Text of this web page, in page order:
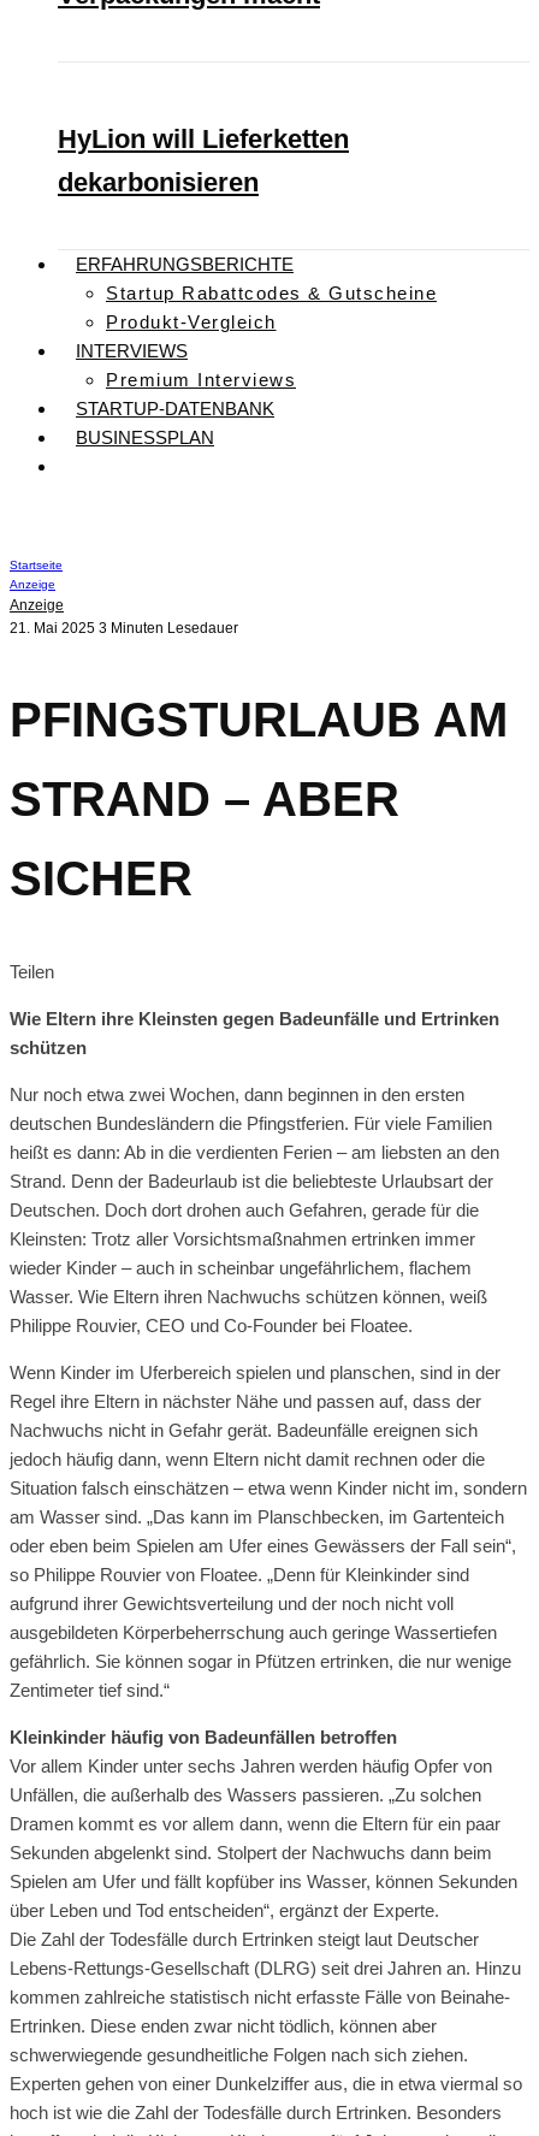
HyLion will Lieferketten
dekarbonisieren
ERFAHRUNGSBERICHTE
Startup Rabattcodes & Gutscheine
Produkt-Vergleich
INTERVIEWS
Premium Interviews
STARTUP-DATENBANK
BUSINESSPLAN
Startseite
Anzeige
Anzeige
21. Mai 2025 3 Minuten Lesedauer
PFINGSTURLAUB AM
STRAND – ABER
SICHER
Teilen
Wie Eltern ihre Kleinsten gegen Badeunfälle und Ertrinken
schützen
Nur noch etwa zwei Wochen, dann beginnen in den ersten
deutschen Bundesländern die Pfingstferien. Für viele Familien
heißt es dann: Ab in die verdienten Ferien – am liebsten an den
Strand. Denn der Badeurlaub ist die beliebteste Urlaubsart der
Deutschen. Doch dort drohen auch Gefahren, gerade für die
Kleinsten: Trotz aller Vorsichtsmaßnahmen ertrinken immer
wieder Kinder – auch in scheinbar ungefährlichem, flachem
Wasser. Wie Eltern ihren Nachwuchs schützen können, weiß
Philippe Rouvier, CEO und Co-Founder bei Floatee.
Wenn Kinder im Uferbereich spielen und planschen, sind in der
Regel ihre Eltern in nächster Nähe und passen auf, dass der
Nachwuchs nicht in Gefahr gerät. Badeunfälle ereignen sich
jedoch häufig dann, wenn Eltern nicht damit rechnen oder die
Situation falsch einschätzen – etwa wenn Kinder nicht im, sondern
am Wasser sind. „Das kann im Planschbecken, im Gartenteich
oder eben beim Spielen am Ufer eines Gewässers der Fall sein“,
so Philippe Rouvier von Floatee. „Denn für Kleinkinder sind
aufgrund ihrer Gewichtsverteilung und der noch nicht voll
ausgebildeten Körperbeherrschung auch geringe Wassertiefen
gefährlich. Sie können sogar in Pfützen ertrinken, die nur wenige
Zentimeter tief sind.“
Kleinkinder häufig von Badeunfällen betroffen
Vor allem Kinder unter sechs Jahren werden häufig Opfer von
Unfällen, die außerhalb des Wassers passieren. „Zu solchen
Dramen kommt es vor allem dann, wenn die Eltern für ein paar
Sekunden abgelenkt sind. Stolpert der Nachwuchs dann beim
Spielen am Ufer und fällt kopfüber ins Wasser, können Sekunden
über Leben und Tod entscheiden“, ergänzt der Experte.
Die Zahl der Todesfälle durch Ertrinken steigt laut Deutscher
Lebens-Rettungs-Gesellschaft (DLRG) seit drei Jahren an. Hinzu
kommen zahlreiche statistisch nicht erfasste Fälle von Beinahe-
Ertrinken. Diese enden zwar nicht tödlich, können aber
schwerwiegende gesundheitliche Folgen nach sich ziehen.
Experten gehen von einer Dunkelziffer aus, die in etwa viermal so
hoch ist wie die Zahl der Todesfälle durch Ertrinken. Besonders